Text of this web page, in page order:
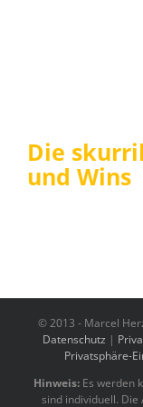
Die
und Wins
© 2013 - Marcel
Datenschutz |
Privatsphäre-
Hinweis: Es werden
sind individuell.